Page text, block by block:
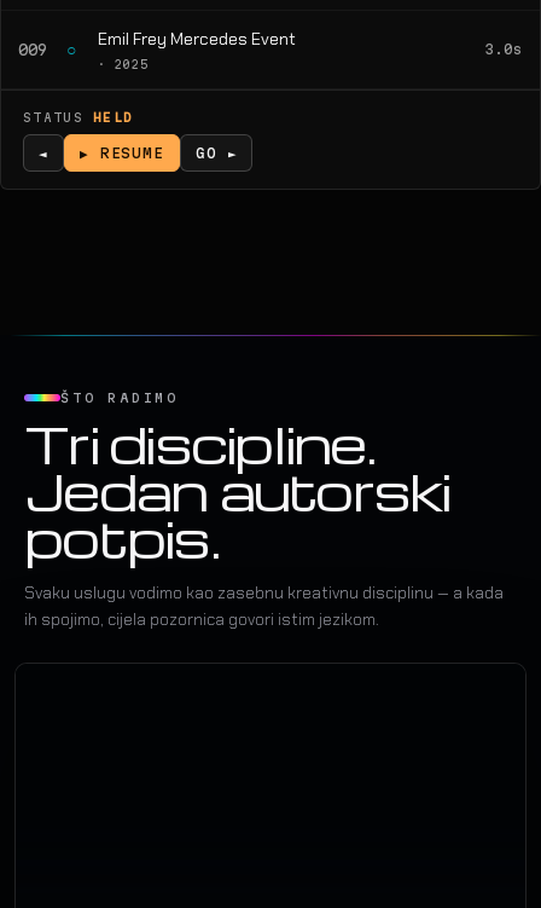
009 ○ Emil Frey Mercedes Event
· 2025
3.0s
STATUS HELD
◄ ▶ RESUME GO ►
ŠTO RADIMO
Tri discipline.
Jedan autorski
potpis.
Svaku uslugu vodimo kao zasebnu kreativnu disciplinu — a kada
ih spojimo, cijela pozornica govori istim jezikom.